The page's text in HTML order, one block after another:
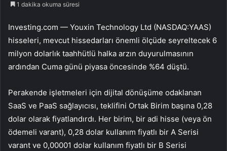
1 dakika okuma süresi
Investing.com — Youxin Technology Ltd (NASDAQ:YAAS)
hisseleri, mevcut hissedarları önemli ölçüde seyreltecek 6
milyon dolarlık taahhütlü halka arzın duyurulmasının
ardından Cuma günü piyasa öncesinde %64 düştü.
Perakende işletmeleri için dijital dönüşüme odaklanan
SaaS ve PaaS sağlayıcısı, teklifini Ortak Birim başına 0,28
dolar olarak fiyatlandırdı. Her birim, bir adi hisse (veya ön
ödemeli varant), 0,28 dolar kullanım fiyatlı bir A Serisi
varant ve 0,00001 dolar kullanım fiyatlı bir B Serisi